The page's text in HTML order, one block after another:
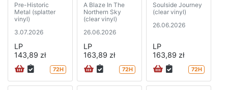
Pre-Historic
Metal (splatter
vinyl)
3.07.2026
LP
143,89 zł
72H
A Blaze In The
Northern Sky
(clear vinyl)
26.06.2026
LP
163,89 zł
72H
Soulside Journey
(clear vinyl)
26.06.2026
LP
163,89 zł
72H